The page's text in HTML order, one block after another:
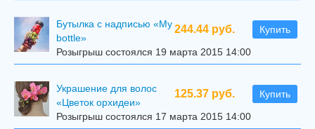
244.44 руб. Купить
Бутылка с надписью «My
bottle»
Розыгрыш состоялся 19 марта 2015 14:00
125.37 руб. Купить
Украшение для волос
«Цветок орхидеи»
Розыгрыш состоялся 17 марта 2015 14:00